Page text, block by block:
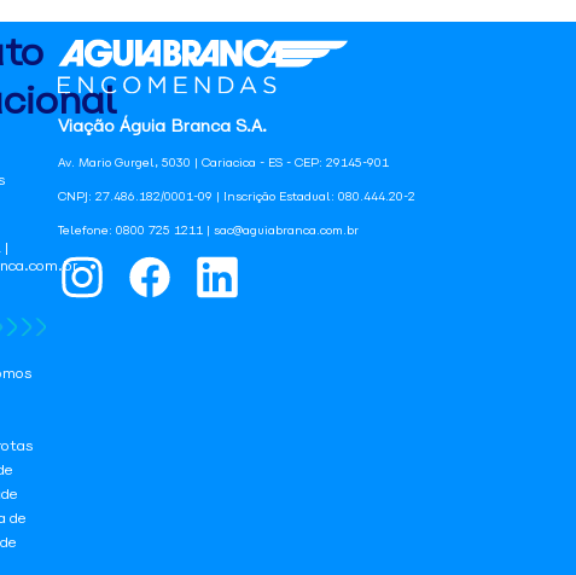
Viação Águia Branca S.A.
Av. Mario Gurgel, 5030 | Cariacica - ES - CEP: 29145-901
CNPJ: 27.486.182/0001-09 | Inscrição Estadual: 080.444.20-2
Telefone: 0800 725 1211 | sac@aguiabranca.com.br
|
de